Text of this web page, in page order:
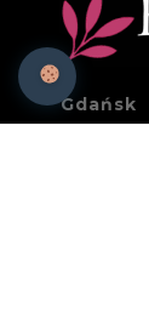
Gdańsk